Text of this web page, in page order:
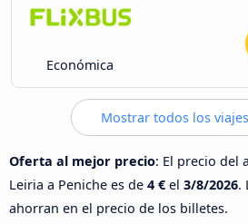
Económica
Mostrar todos los
Oferta al mejor precio: El precio del
Leiria a Peniche es de 4 € el 3/8/2026.
ahorran en el precio de los billetes.